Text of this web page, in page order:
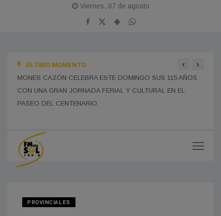
Viernes, 07 de agosto
ÚLTIMO MOMENTO :
MONES CAZÓN CELEBRA ESTE DOMINGO SUS 115 AÑOS
CON UNA GRAN JORNADA FERIAL Y CULTURAL EN EL
PASEO DEL CENTENARIO
‹ ›
PROVINCIALES